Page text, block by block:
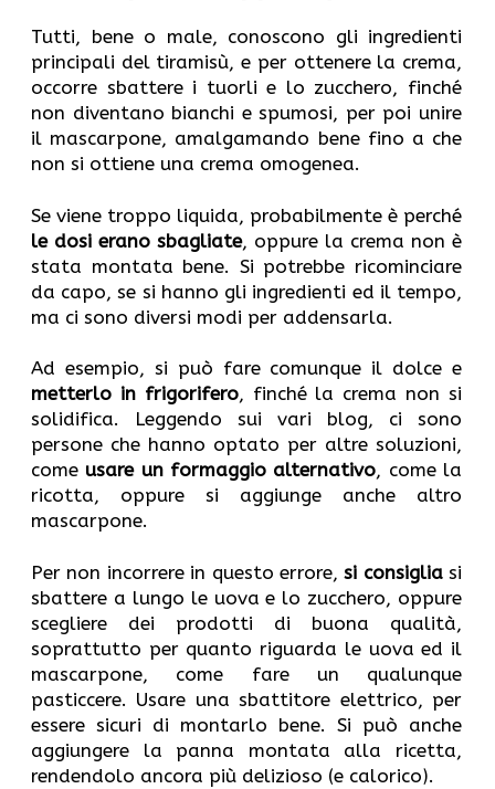
Tutti, bene o male, conoscono gli ingredienti
principali del tiramisù, e per ottenere la crema,
occorre sbattere i tuorli e lo zucchero, finché
non diventano bianchi e spumosi, per poi unire
il mascarpone, amalgamando bene fino a che
non si ottiene una crema omogenea.
Se viene troppo liquida, probabilmente è perché
le dosi erano sbagliate, oppure la crema non è
stata montata bene. Si potrebbe ricominciare
da capo, se si hanno gli ingredienti ed il tempo,
ma ci sono diversi modi per addensarla.
Ad esempio, si può fare comunque il dolce e
metterlo in frigorifero, finché la crema non si
solidifica. Leggendo sui vari blog, ci sono
persone che hanno optato per altre soluzioni,
come usare un formaggio alternativo, come la
ricotta, oppure si aggiunge anche altro
mascarpone.
Per non incorrere in questo errore,si consigliasi
sbattere a lungo le uova e lo zucchero, oppure
scegliere dei prodotti di buona qualità,
soprattutto per quanto riguarda le uova ed il
mascarpone, come fare un qualunque
pasticcere. Usare una sbattitore elettrico, per
essere sicuri di montarlo bene. Si può anche
aggiungere la panna montata alla ricetta,
rendendolo ancora più delizioso (e calorico).